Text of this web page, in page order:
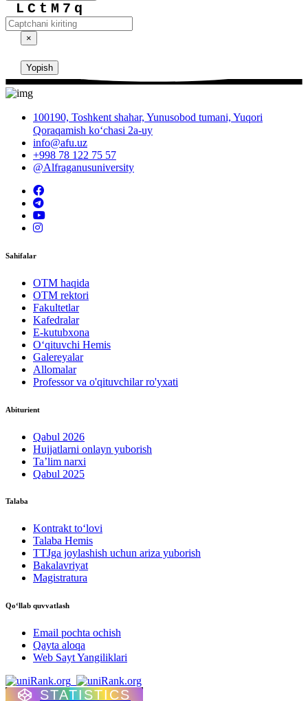
LCtM7q
×
Yopish
100190, Toshkent shahar, Yunusobod tumani, Yuqori
Qoraqamish ko‘chasi 2a-uy
info@afu.uz
+998 78 122 75 57
@Alfraganusuniversity
Sahifalar
OTM haqida
OTM rektori
Fakultetlar
Kafedralar
E-kutubxona
O‘qituvchi Hemis
Galereyalar
Allomalar
Professor va o'qituvchilar ro'yxati
Abiturient
Qabul 2026
Hujjatlarni onlayn yuborish
Ta’lim narxi
Qabul 2025
Talaba
Kontrakt to‘lovі
Talaba Hemis
TTJga joylashish uchun ariza yuborish
Bakalavriyat
Magistratura
Qo‘llab quvvatlash
Email pochta ochish
Qayta aloqa
Web Sayt Yangiliklari
STATISTICS